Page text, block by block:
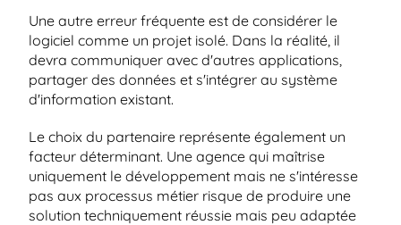
Une autre erreur fréquente est de considérer le
logiciel comme un projet isolé. Dans la réalité, il
devra communiquer avec d'autres applications,
partager des données et s'intégrer au système
d'information existant.
Le choix du partenaire représente également un
facteur déterminant. Une agence qui maîtrise
uniquement le développement mais ne s'intéresse
pas aux processus métier risque de produire une
solution techniquement réussie mais peu adaptée